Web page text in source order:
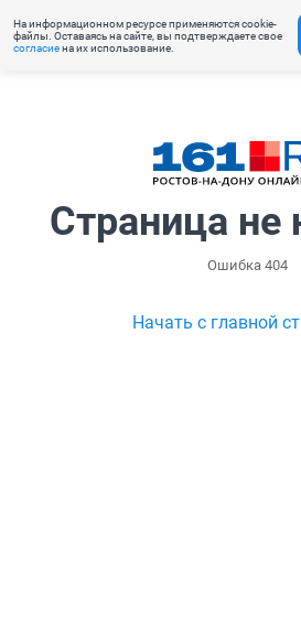
На информационном ресурсе применяются cookie-
файлы. Оставаясь на сайте, вы подтверждаете свое
согласиена их использование.
Страница не
Ошибка 404
Начать с главной